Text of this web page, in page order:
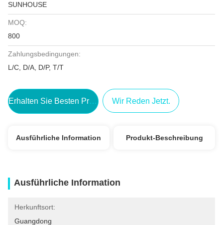
SUNHOUSE
MOQ:
800
Zahlungsbedingungen:
L/C, D/A, D/P, T/T
Erhalten Sie Besten Preis Wir Reden Jetzt.
Ausführliche Information Produkt-Beschreibung
Ausführliche Information
Herkunftsort:
Guangdong